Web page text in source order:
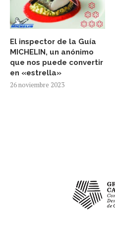
El inspector de la Guía
MICHELIN, un anónimo
que nos puede convertir
en «estrella»
26 noviembre 2023